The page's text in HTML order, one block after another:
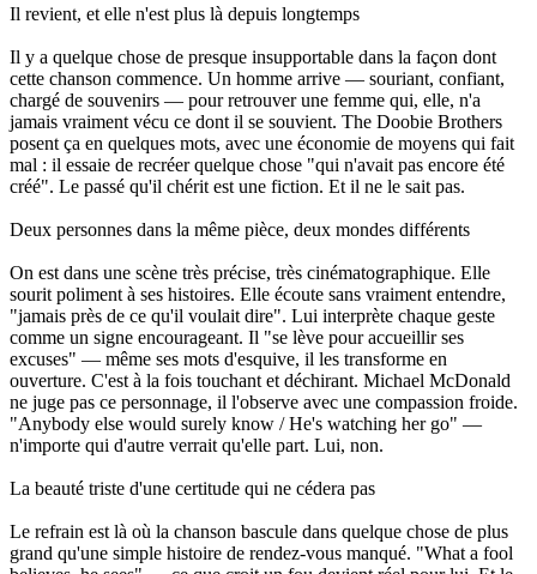
Il revient, et elle n'est plus là depuis longtemps
Il y a quelque chose de presque insupportable dans la façon dont
cette chanson commence. Un homme arrive — souriant, confiant,
chargé de souvenirs — pour retrouver une femme qui, elle, n'a
jamais vraiment vécu ce dont il se souvient. The Doobie Brothers
posent ça en quelques mots, avec une économie de moyens qui fait
mal : il essaie de recréer quelque chose "qui n'avait pas encore été
créé". Le passé qu'il chérit est une fiction. Et il ne le sait pas.
Deux personnes dans la même pièce, deux mondes différents
On est dans une scène très précise, très cinématographique. Elle
sourit poliment à ses histoires. Elle écoute sans vraiment entendre,
"jamais près de ce qu'il voulait dire". Lui interprète chaque geste
comme un signe encourageant. Il "se lève pour accueillir ses
excuses" — même ses mots d'esquive, il les transforme en
ouverture. C'est à la fois touchant et déchirant. Michael McDonald
ne juge pas ce personnage, il l'observe avec une compassion froide.
"Anybody else would surely know / He's watching her go" —
n'importe qui d'autre verrait qu'elle part. Lui, non.
La beauté triste d'une certitude qui ne cédera pas
Le refrain est là où la chanson bascule dans quelque chose de plus
grand qu'une simple histoire de rendez-vous manqué. "What a fool